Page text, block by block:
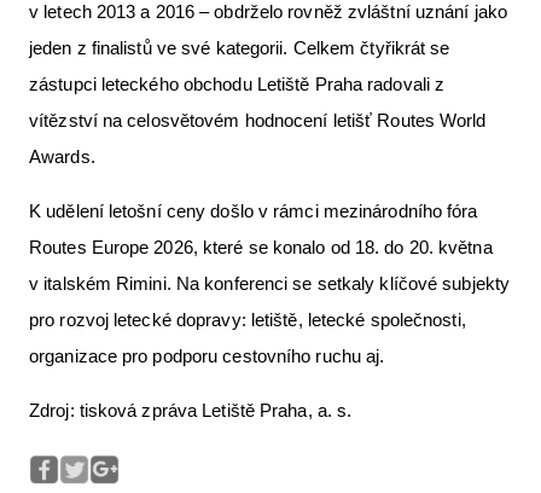
v letech 2013 a 2016 – obdrželo rovněž zvláštní uznání jako
jeden z finalistů ve své kategorii. Celkem čtyřikrát se
zástupci leteckého obchodu Letiště Praha radovali z
vítězství na celosvětovém hodnocení letišť Routes World
Awards.
K udělení letošní ceny došlo v rámci mezinárodního fóra
Routes Europe 2026, které se konalo od 18. do 20. května
v italském Rimini. Na konferenci se setkaly klíčové subjekty
pro rozvoj letecké dopravy: letiště, letecké společnosti,
organizace pro podporu cestovního ruchu aj.
Zdroj: tisková zpráva Letiště Praha, a. s.